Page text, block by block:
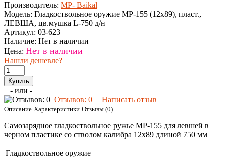
Производитель: MP- Baikal
Модель: Гладкоствольное оружие МР-155 (12х89), пласт.,
ЛЕВША, цв.мушка L-750 д/н
Артикул: 03-623
Наличие: Нет в наличии
Цена: Нет в наличии
Нашли дешевле?
- или -
Отзывов: 0 | Написать отзыв
Описание Характеристики Отзывы (0)
Самозарядное гладкоствольное ружье MP-155 для левшей в
черном пластике со стволом калибра 12х89 длиной 750 мм
Гладкоствольное оружие